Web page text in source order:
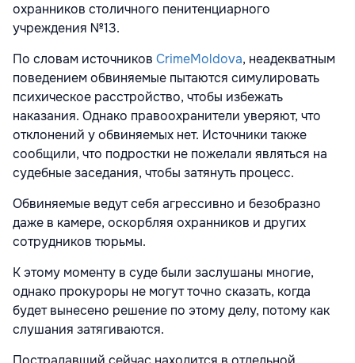
охранников столичного пенитенциарного
учреждения №13.
По словам источников CrimeMoldova, неадекватным
поведением обвиняемые пытаются симулировать
психическое расстройство, чтобы избежать
наказания. Однако правоохранители уверяют, что
отклонений у обвиняемых нет. Источники также
сообщили, что подростки не пожелали являться на
судебные заседания, чтобы затянуть процесс.
Обвиняемые ведут себя агрессивно и безобразно
даже в камере, оскорбляя охранников и других
сотрудников тюрьмы.
К этому моменту в суде были заслушаны многие,
однако прокуроры не могут точно сказать, когда
будет вынесено решение по этому делу, потому как
слушания затягиваются.